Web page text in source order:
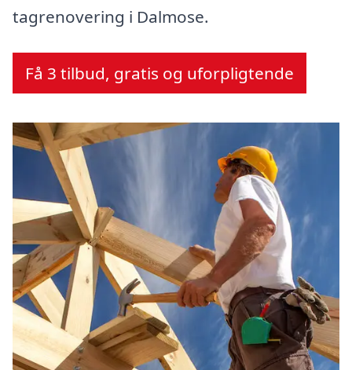
tagrenovering i Dalmose.
Få 3 tilbud, gratis og uforpligtende